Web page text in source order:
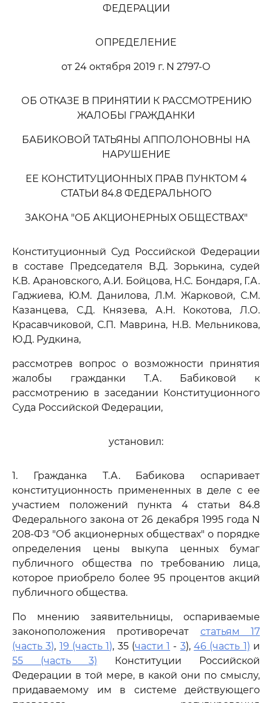
ФЕДЕРАЦИИ
ОПРЕДЕЛЕНИЕ
от 24 октября 2019 г. N 2797-О
ОБ ОТКАЗЕ В ПРИНЯТИИ К РАССМОТРЕНИЮ
ЖАЛОБЫ ГРАЖДАНКИ
БАБИКОВОЙ ТАТЬЯНЫ АППОЛОНОВНЫ НА
НАРУШЕНИЕ
ЕЕ КОНСТИТУЦИОННЫХ ПРАВ ПУНКТОМ 4
СТАТЬИ 84.8 ФЕДЕРАЛЬНОГО
ЗАКОНА "ОБ АКЦИОНЕРНЫХ ОБЩЕСТВАХ"
Конституционный Суд Российской Федерации
в составе Председателя В.Д. Зорькина, судей
К.В. Арановского, А.И. Бойцова, Н.С. Бондаря, Г.А.
Гаджиева, Ю.М. Данилова, Л.М. Жарковой, С.М.
Казанцева, С.Д. Князева, А.Н. Кокотова, Л.О.
Красавчиковой, С.П. Маврина, Н.В. Мельникова,
Ю.Д. Рудкина,
рассмотрев вопрос о возможности принятия
жалобы гражданки Т.А. Бабиковой к
рассмотрению в заседании Конституционного
Суда Российской Федерации,
установил:
1. Гражданка Т.А. Бабикова оспаривает
конституционность примененных в деле с ее
участием положений пункта 4 статьи 84.8
Федерального закона от 26 декабря 1995 года N
208-ФЗ "Об акционерных обществах" о порядке
определения цены выкупа ценных бумаг
публичного общества по требованию лица,
которое приобрело более 95 процентов акций
публичного общества.
По мнению заявительницы, оспариваемые
законоположения противоречат статьям 17
(часть 3), 19 (часть 1), 35 (части 1 - 3),46 (часть 1) и
55 (часть 3) Конституции Российской
Федерации в той мере, в какой они по смыслу,
придаваемому им в системе действующего